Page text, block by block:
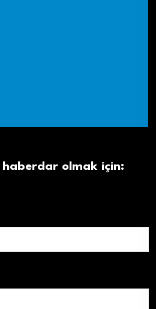
haberdar olmak için: